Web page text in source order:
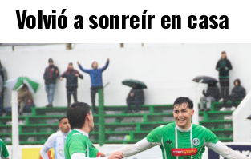
Volvió a sonreír en casa